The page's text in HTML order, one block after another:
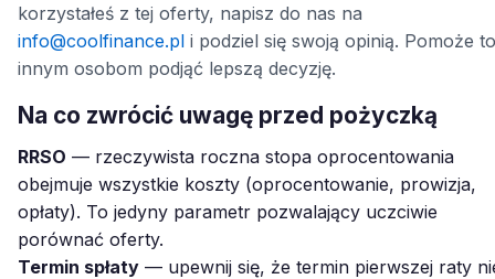
korzystałeś z tej oferty, napisz do nas na
info@coolfinance.pl i podziel się swoją opinią. Pomoże to
innym osobom podjąć lepszą decyzję.
Na co zwrócić uwagę przed pożyczką
RRSO — rzeczywista roczna stopa oprocentowania
obejmuje wszystkie koszty (oprocentowanie, prowizja,
opłaty). To jedyny parametr pozwalający uczciwie
porównać oferty.
Termin spłaty — upewnij się, że termin pierwszej raty